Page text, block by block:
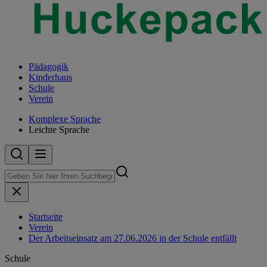
Pädagogik
Kinderhaus
Schule
Verein
Komplexe Sprache
Leichte Sprache
Startseite
Verein
Der Arbeitseinsatz am 27.06.2026 in der Schule entfällt
Schule